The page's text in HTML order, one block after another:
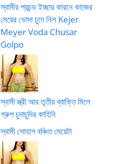
স্বামীর প্রচন্ড ইচ্ছার কারনে কাজের
মেয়ের ভোদা চুদে নিল Kejer
Meyer Voda Chusar
Golpo
স্বামী স্ত্রী আর তৃতীয় ব্যাক্তি মিলে
গ্রুপ চুদাচুদির কাহিনি
স্বামী সোহাগ বঞ্চিত মেয়েটা